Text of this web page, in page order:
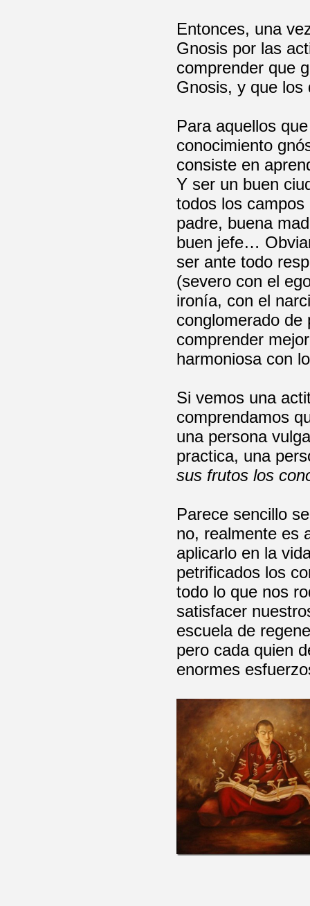
Entonces, una
Gnosis por las
comprender que
Gnosis, y que los
Para aquellos
conocimiento
consiste en
Y ser un buen
todos los
padre, buena
buen jefe…
ser ante todo
(severo con el
ironía, con el
conglomerado
comprender
harmoniosa con
Si vemos una
comprendamos
una persona
practica, una
sus frutos los
Parece sencillo
no, realmente es
aplicarlo en la
petrificados los
todo lo que nos
satisfacer
escuela de
pero cada quien
enormes